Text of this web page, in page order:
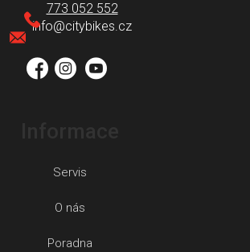
info@citybikes.cz
773 052 552
Servis
O nás
Poradna